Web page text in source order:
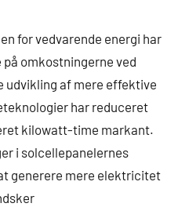
for vedvarende energi har
omkostningerne ved
udvikling af mere effektive
har reduceret
kilowatt-time markant.
i solcellepanelernes
generere mere elektricitet